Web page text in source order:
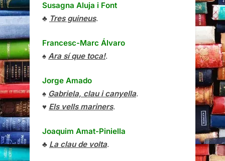
Susagna Aluja i Font
♣ Tres guineus.
Francesc-Marc Álvaro
♠ Ara sí que toca!.
Jorge Amado
♠ Gabriela, clau i canyella.
♥ Els vells mariners.
Joaquim Amat-Piniella
♣ La clau de volta.